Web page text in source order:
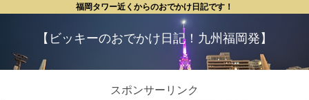
福岡タワー近くからのおでかけ日記です！
【ビッキーのおでかけ日記！九州福岡発】
スポンサーリンク